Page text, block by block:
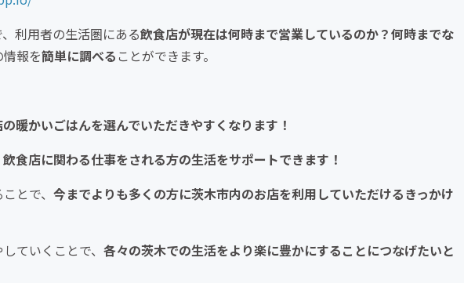
利用者の生活圏にある飲食店が現在は何時まで営業しているのか？何時までな
報を簡単に調べる ことができます。
暖かいごはんを選んでいただきやすくなります！
飲食店に関わる仕事をされる方の生活をサポートできます！
とで、 今までよりも多くの方に茨木市内のお店を利用していただけるきっかけ
ていくことで、 各々の茨木での生活をより楽に豊かにすることにつなげたいと